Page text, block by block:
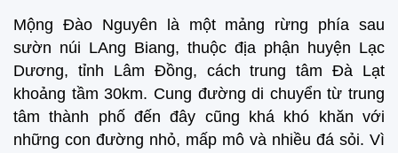
Mộng Đào Nguyên là một mảng rừng phía sau
sườn núi LAng Biang, thuộc địa phận huyện Lạc
Dương, tỉnh Lâm Đồng, cách trung tâm Đà Lạt
khoảng tầm 30km. Cung đường di chuyển từ trung
tâm thành phố đến đây cũng khá khó khăn với
những con đường nhỏ, mấp mô và nhiều đá sỏi. Vì